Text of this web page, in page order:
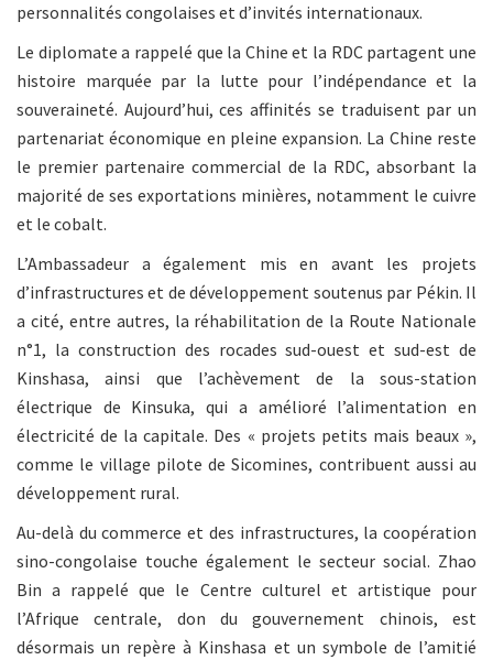
personnalités congolaises et d’invités internationaux.
Le diplomate a rappelé que la Chine et la RDC partagent une
histoire marquée par la lutte pour l’indépendance et la
souveraineté. Aujourd’hui, ces affinités se traduisent par un
partenariat économique en pleine expansion. La Chine reste
le premier partenaire commercial de la RDC, absorbant la
majorité de ses exportations minières, notamment le cuivre
et le cobalt.
L’Ambassadeur a également mis en avant les projets
d’infrastructures et de développement soutenus par Pékin. Il
a cité, entre autres, la réhabilitation de la Route Nationale
n°1, la construction des rocades sud-ouest et sud-est de
Kinshasa, ainsi que l’achèvement de la sous-station
électrique de Kinsuka, qui a amélioré l’alimentation en
électricité de la capitale. Des « projets petits mais beaux »,
comme le village pilote de Sicomines, contribuent aussi au
développement rural.
Au-delà du commerce et des infrastructures, la coopération
sino-congolaise touche également le secteur social. Zhao
Bin a rappelé que le Centre culturel et artistique pour
l’Afrique centrale, don du gouvernement chinois, est
désormais un repère à Kinshasa et un symbole de l’amitié